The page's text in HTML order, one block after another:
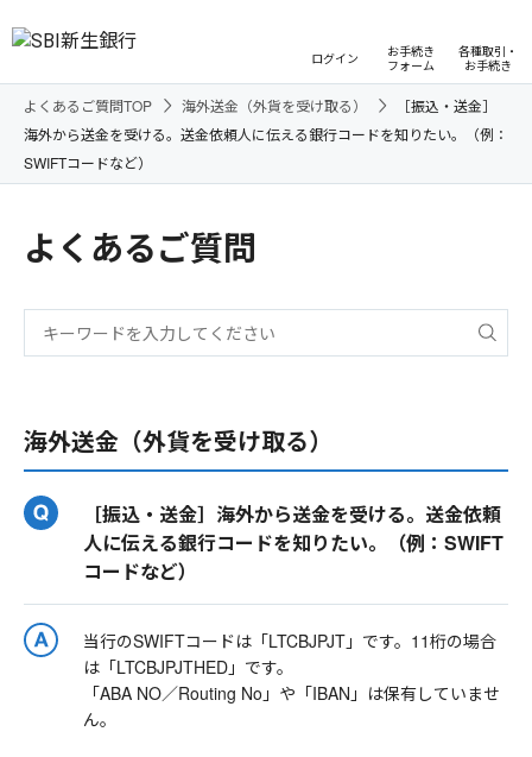
ログイン
お手続き
フォーム
各種取引・
お手続き
よくあるご質問TOP 海外送金（外貨を受け取る）
［振込・送金］
海外から送金を受ける。送金依頼人に伝える銀行コードを知りたい。（例：
SWIFTコードなど）
よくあるご質問
海外送金（外貨を受け取る）
［振込・送金］海外から送金を受ける。送金依頼
人に伝える銀行コードを知りたい。（例：SWIFT
コードなど）
当行のSWIFTコードは「LTCBJPJT」です。11桁の場合
は「LTCBJPJTHED」です。
「ABA NO／Routing No」や「IBAN」は保有していませ
ん。